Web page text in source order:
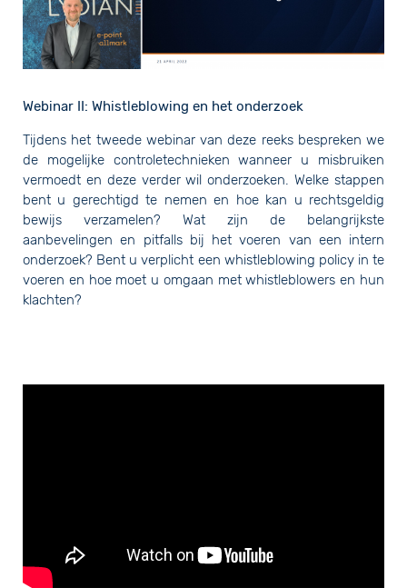
Webinar II: Whistleblowing en het onderzoek
Tijdens het tweede webinar van deze reeks bespreken we
de mogelijke controletechnieken wanneer u misbruiken
vermoedt en deze verder wil onderzoeken. Welke stappen
bent u gerechtigd te nemen en hoe kan u rechtsgeldig
bewijs verzamelen? Wat zijn de belangrijkste
aanbevelingen en pitfalls bij het voeren van een intern
onderzoek? Bent u verplicht een whistleblowing policy in te
voeren en hoe moet u omgaan met whistleblowers en hun
klachten?